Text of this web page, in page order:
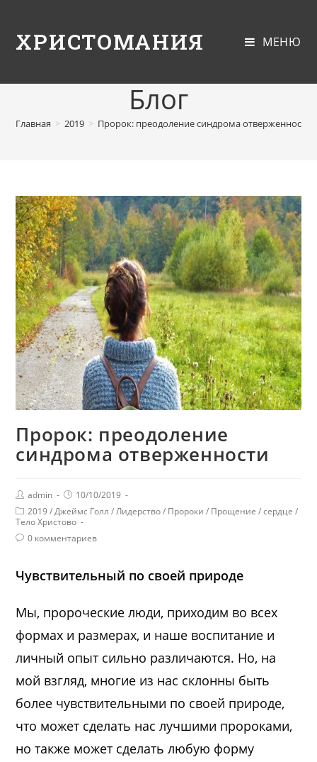
ХРИСТОМАНИЯ МЕНЮ
Блог
Главная > 2019 > Пророк: преодоление синдрома отверженности
Пророк: преодоление
синдрома отверженности
admin
10/10/2019
2019 / Джеймс Голл / Лидерство / Пророки / Прощение / сердце /
Тело Христово
0 комментариев
Чувствительный по своей природе
Мы, пророческие люди, приходим во всех
формах и размерах, и наше воспитание и
личный опыт сильно различаются. Но, на
мой взгляд, многие из нас склонны быть
более чувствительными по своей природе,
что может сделать нас лучшими пророками,
но также может сделать любую форму